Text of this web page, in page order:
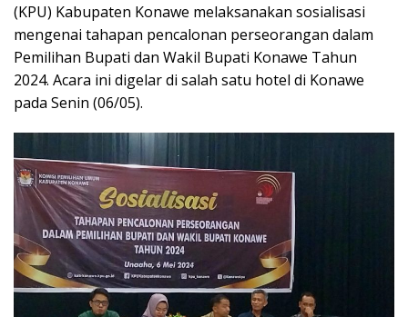
(KPU) Kabupaten Konawe melaksanakan sosialisasi
mengenai tahapan pencalonan perseorangan dalam
Pemilihan Bupati dan Wakil Bupati Konawe Tahun
2024. Acara ini digelar di salah satu hotel di Konawe
pada Senin (06/05).